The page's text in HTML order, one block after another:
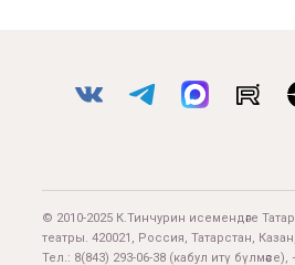
© 2010-2025 К.Тинчурин исемендәге Татар
театры. 420021, Россия, Татарстан,
Тел.: 8(843) 293-06-38 (кабул итү бүлмәсе),